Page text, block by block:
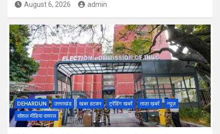
August 6, 2026 admin
DEHARDUN उत्तराखंड खबर हटकर ट्रेंडिंग खबरें ताज़ा ख़बरें
न्यूज़
सोशल मीडिया वायरल